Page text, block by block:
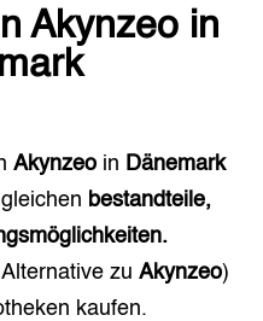
Akynzeoin
Akynzeoin Dänemark
bestandteile,
zu Akynzeo)
kaufen.